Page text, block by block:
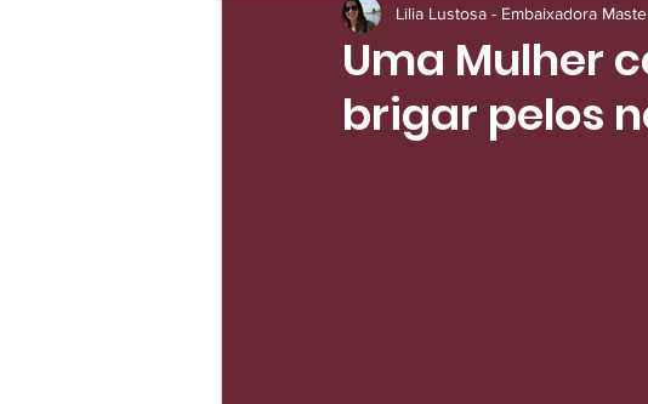
Uma Mulher
brigar pelos
Lilia Lustosa - Embaixadora